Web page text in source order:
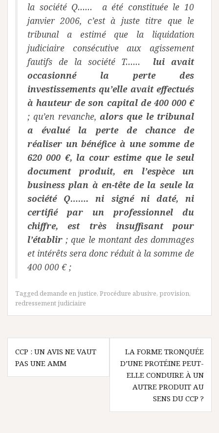
la société Q…… a été constituée le 10
janvier 2006, c’est à juste titre que le
tribunal a estimé que la liquidation
judiciaire consécutive aux agissement
fautifs de la société T…… lui avait
occasionné la perte des
investissements qu’elle avait effectués
à hauteur de son capital de 400 000 €
; qu’en revanche, alors que le tribunal
a évalué la perte de chance de
réaliser un bénéfice à une somme de
620 000 €, la cour estime que le seul
document produit, en l’espèce un
business plan à en-tête de la seule la
société Q……. ni signé ni daté, ni
certifié par un professionnel du
chiffre, est très insuffisant pour
l’établir ; que le montant des dommages
et intérêts sera donc réduit à la somme de
400 000 € ;
Tagged demande en justice, Procédure abusive, provision,
redressement judiciaire
Navigation
de
l’article
CCP : UN AVIS NE VAUT
PAS UNE AMM
LA FORME TRONQUÉE
D’UNE PROTÉINE PEUT-
ELLE CONDUIRE À UN
AUTRE PRODUIT AU
SENS DU CCP ?